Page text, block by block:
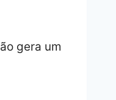
gera um